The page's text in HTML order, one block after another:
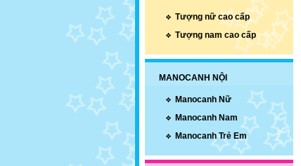
Tượng nữ cao cấp
Tượng nam cao cấp
MANOCANH NỘI
Manocanh Nữ
Manocanh Nam
Manocanh Trẻ Em